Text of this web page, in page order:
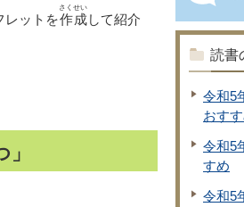
レットを作成
さくせい
して紹介
読
令和5
おす
令和5
すめ
令和5